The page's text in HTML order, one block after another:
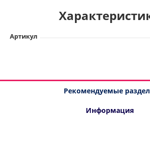
Артикул
Рекомендуемые
Информация